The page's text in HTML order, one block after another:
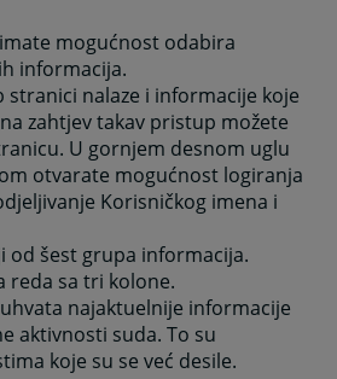
mogućnost odabira
informacija.
stranici nalaze i informacije koje
zahtjev takav pristup možete
U gornjem desnom uglu
otvarate mogućnost logiranja
Korisničkog imena i
od šest grupa informacija.
reda sa tri kolone.
najaktuelnije informacije
aktivnosti suda. To su
koje su se već desile.